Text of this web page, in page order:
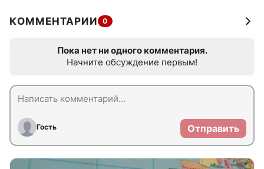
КОММЕНТАРИИ 0
Пока нет ни одного комментария.
Начните обсуждение первым!
Гость Отправить